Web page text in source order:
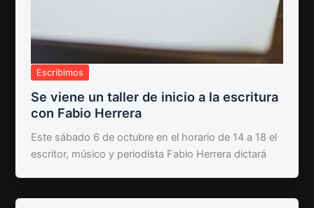
Escribimos
Se viene un taller de inicio a la escritura
con Fabio Herrera
Este sábado 6 de octubre en el horario de 14 a 18 el
escritor, músico y periodista Fabio Herrera dictará